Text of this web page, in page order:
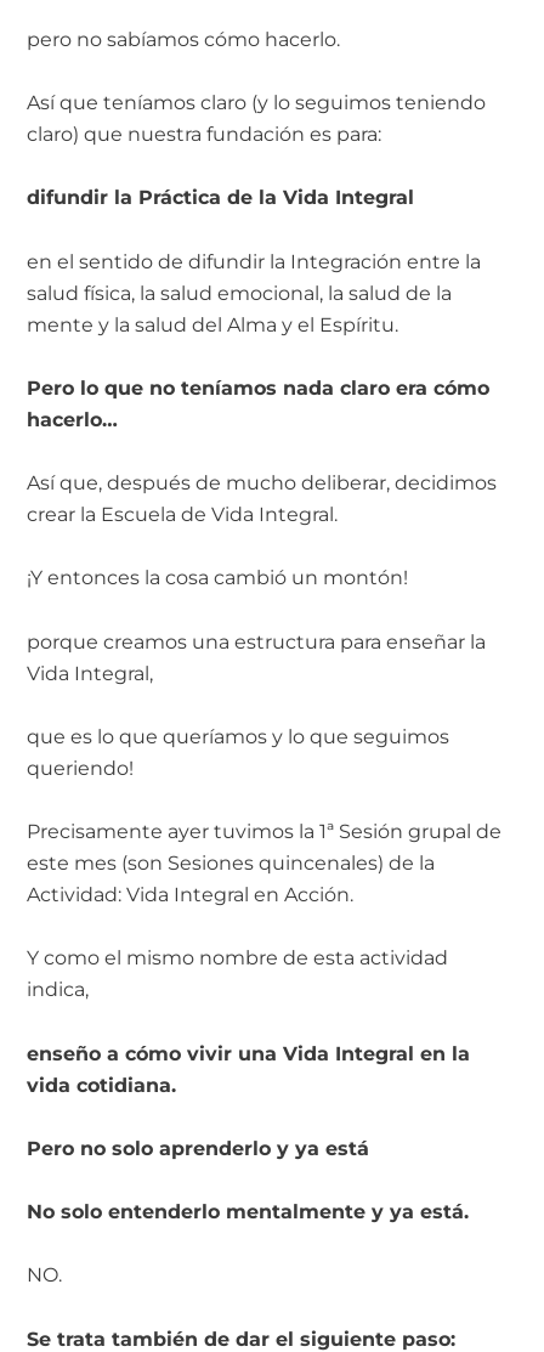
pero no sabíamos cómo hacerlo.
Así que teníamos claro (y lo seguimos teniendo
claro) que nuestra fundación es para:
difundir la Práctica de la Vida Integral
en el sentido de difundir la Integración entre la
salud física, la salud emocional, la salud de la
mente y la salud del Alma y el Espíritu.
Pero lo que no teníamos nada claro era cómo
hacerlo…
Así que, después de mucho deliberar, decidimos
crear la Escuela de Vida Integral.
¡Y entonces la cosa cambió un montón!
porque creamos una estructura para enseñar la
Vida Integral,
que es lo que queríamos y lo que seguimos
queriendo!
Precisamente ayer tuvimos la 1ª Sesión grupal de
este mes (son Sesiones quincenales) de la
Actividad: Vida Integral en Acción.
Y como el mismo nombre de esta actividad
indica,
enseño a cómo vivir una Vida Integral en la
vida cotidiana.
Pero no solo aprenderlo y ya está
No solo entenderlo mentalmente y ya está.
NO.
Se trata también de dar el siguiente paso: